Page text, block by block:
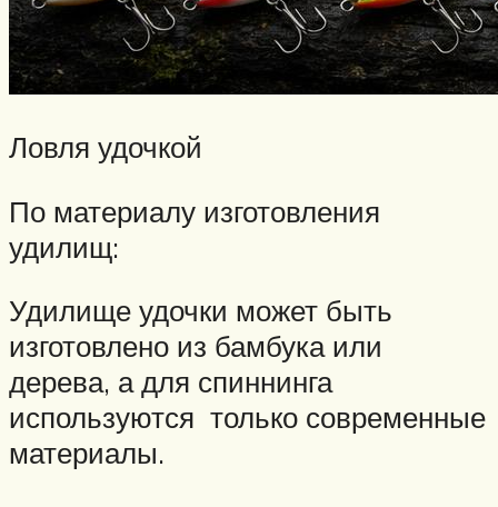
Ловля удочкой
По материалу изготовления
удилищ:
Удилище удочки может быть
изготовлено из бамбука или
дерева, а для спиннинга
используются только современные
материалы.